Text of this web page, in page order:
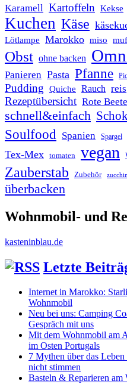
Karamell Kartoffeln Kekse
Kuchen Käse
Lötlampe Marokko miso
Obst ohne backen
Panieren Pasta Pfanne
Pudding Quiche Rauch reis
Rezeptübersicht Rote Beete
schnell&einfach
Soulfood Spanien Spargel
Tex-Mex tomaten vegan
Zauberstab Zubehör
überbacken
Wohnmobil- und
kasteninblau.de
Letzte
Internet in Marokko:
Wohnmobil
Neu bei uns: Camping
Gespräch mit uns
Mit dem Wohnmobil am
im Osten Portugals
7 Mythen über das
nicht stimmen
Basteln & Reparieren am